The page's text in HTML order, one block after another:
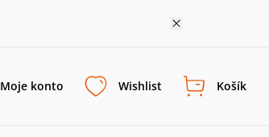
Moje konto Wishlist Košík